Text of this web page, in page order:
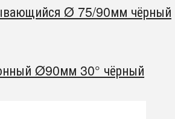
Ø 75/90мм чёрный
Ø90мм 30° чёрный